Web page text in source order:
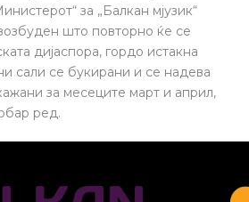
за „Балкан мјузик“
што повторно ќе се
дијаспора, гордо истакна
сали се букирани и се надева
за месеците март и април,
ред.